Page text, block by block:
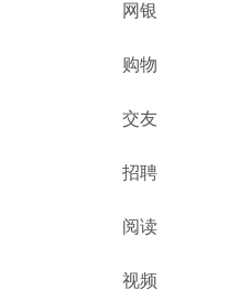
网银
购物
交友
招聘
阅读
视频